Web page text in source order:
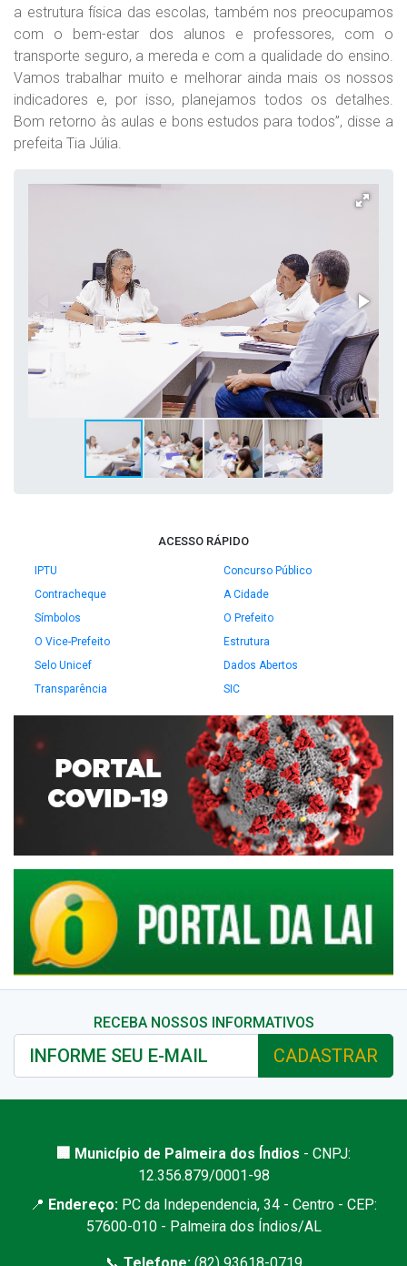
a estrutura física das escolas, também nos preocupamos
com o bem-estar dos alunos e professores, com o
transporte seguro, a mereda e com a qualidade do ensino.
Vamos trabalhar muito e melhorar ainda mais os nossos
indicadores e, por isso, planejamos todos os detalhes.
Bom retorno às aulas e bons estudos para todos”, disse a
prefeita Tia Júlia.
ACESSO RÁPIDO
IPTU
Concurso Público
Contracheque
A Cidade
Símbolos
O Prefeito
O Vice-Prefeito
Estrutura
Selo Unicef
Dados Abertos
Transparência
SIC
RECEBA NOSSOS INFORMATIVOS
CADASTRAR
🏢 Município de Palmeira dos Índios - CNPJ:
12.356.879/0001-98
📍 Endereço: PC da Independencia, 34 - Centro - CEP:
57600-010 - Palmeira dos Índios/AL